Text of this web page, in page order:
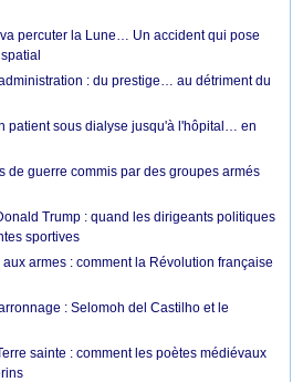
percuter la Lune… Un accident qui pose
: du prestige… au détriment du
patient sous dialyse jusqu'à l'hôpital… en
de guerre commis par des groupes armés
Trump : quand les dirigeants politiques
sportives
aux armes : comment la Révolution française
: Selomoh del Castilho et le
sainte : comment les poètes médiévaux